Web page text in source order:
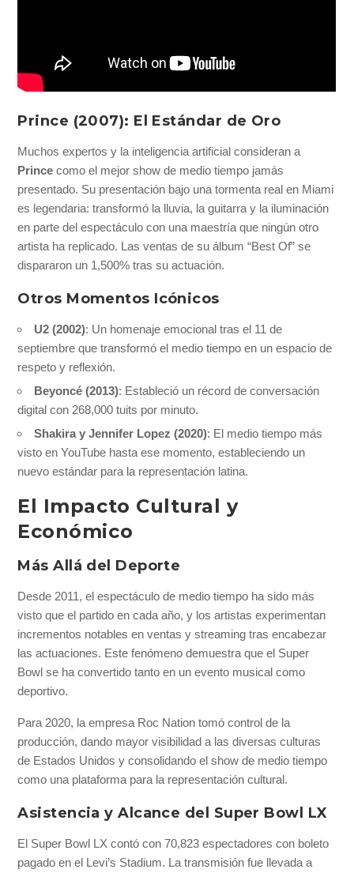
Prince (2007): El Estándar de Oro
Muchos expertos y la inteligencia artificial consideran a
Prince como el mejor show de medio tiempo jamás
presentado. Su presentación bajo una tormenta real en Miami
es legendaria: transformó la lluvia, la guitarra y la iluminación
en parte del espectáculo con una maestría que ningún otro
artista ha replicado. Las ventas de su álbum “Best Of” se
dispararon un 1,500% tras su actuación.
Otros Momentos Icónicos
U2 (2002): Un homenaje emocional tras el 11 de
septiembre que transformó el medio tiempo en un espacio de
respeto y reflexión.
Beyoncé (2013): Estableció un récord de conversación
digital con 268,000 tuits por minuto.
Shakira y Jennifer Lopez (2020): El medio tiempo más
visto en YouTube hasta ese momento, estableciendo un
nuevo estándar para la representación latina.
El Impacto Cultural y
Económico
Más Allá del Deporte
Desde 2011, el espectáculo de medio tiempo ha sido más
visto que el partido en cada año, y los artistas experimentan
incrementos notables en ventas y streaming tras encabezar
las actuaciones. Este fenómeno demuestra que el Super
Bowl se ha convertido tanto en un evento musical como
deportivo.
Para 2020, la empresa Roc Nation tomó control de la
producción, dando mayor visibilidad a las diversas culturas
de Estados Unidos y consolidando el show de medio tiempo
como una plataforma para la representación cultural.
Asistencia y Alcance del Super Bowl LX
El Super Bowl LX contó con 70,823 espectadores con boleto
pagado en el Levi’s Stadium. La transmisión fue llevada a